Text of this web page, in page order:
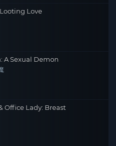
Love
A Sexual Demon
Office Lady: Breast